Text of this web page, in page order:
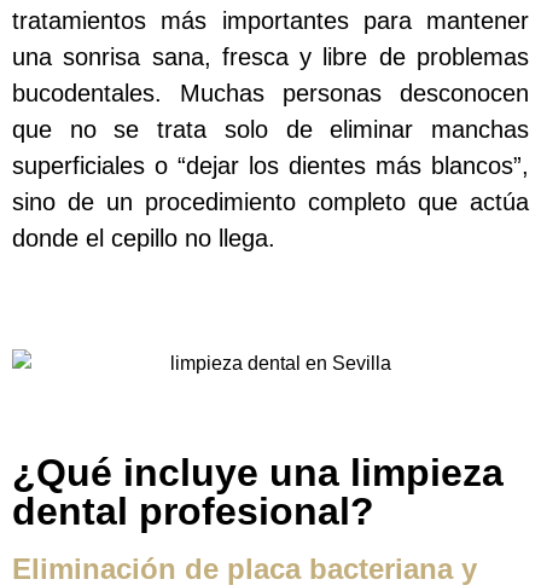
tratamientos más importantes para mantener
una sonrisa sana, fresca y libre de problemas
bucodentales. Muchas personas desconocen
que no se trata solo de eliminar manchas
superficiales o “dejar los dientes más blancos”,
sino de un procedimiento completo que actúa
donde el cepillo no llega.
¿Qué incluye una limpieza
dental profesional?
Eliminación de placa bacteriana y